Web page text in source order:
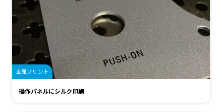
金属プリント
操作パネルにシルク印刷